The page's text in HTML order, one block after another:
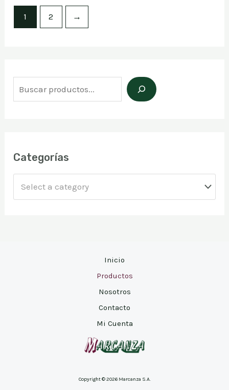
u
a
r
Categorías
Select a category
1 2 →
Inicio
Productos
Nosotros
Contacto
Mi Cuenta
Copyright © 2026 Marcanza S.A.